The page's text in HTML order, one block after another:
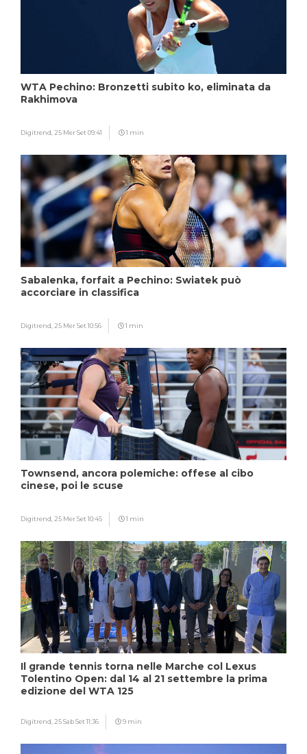
WTA Pechino: Bronzetti subito ko, eliminata da
Rakhimova
Digitrend, 25 Mer Set 09:41 1 min
Sabalenka, forfait a Pechino: Swiatek può
accorciare in classifica
Digitrend, 25 Mer Set 10:56 1 min
Townsend, ancora polemiche: offese al cibo
cinese, poi le scuse
Digitrend, 25 Mer Set 10:45 1 min
Il grande tennis torna nelle Marche col Lexus
Tolentino Open: dal 14 al 21 settembre la prima
edizione del WTA 125
Digitrend, 25 Sab Set 11:36 9 min